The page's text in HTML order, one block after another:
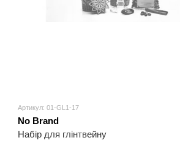
Артикул: 01-GL1-17
No Brand
Набір для глінтвейну